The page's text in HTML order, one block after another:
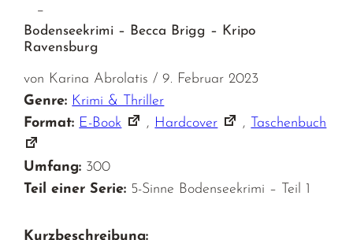
–
Bodenseekrimi – Becca Brigg – Kripo
Ravensburg
von Karina Abrolatis / 9. Februar 2023
Genre: Krimi & Thriller
Format: E-Book , Hardcover , Taschenbuch
Umfang: 300
Teil einer Serie: 5-Sinne Bodenseekrimi – Teil 1
Kurzbeschreibung: